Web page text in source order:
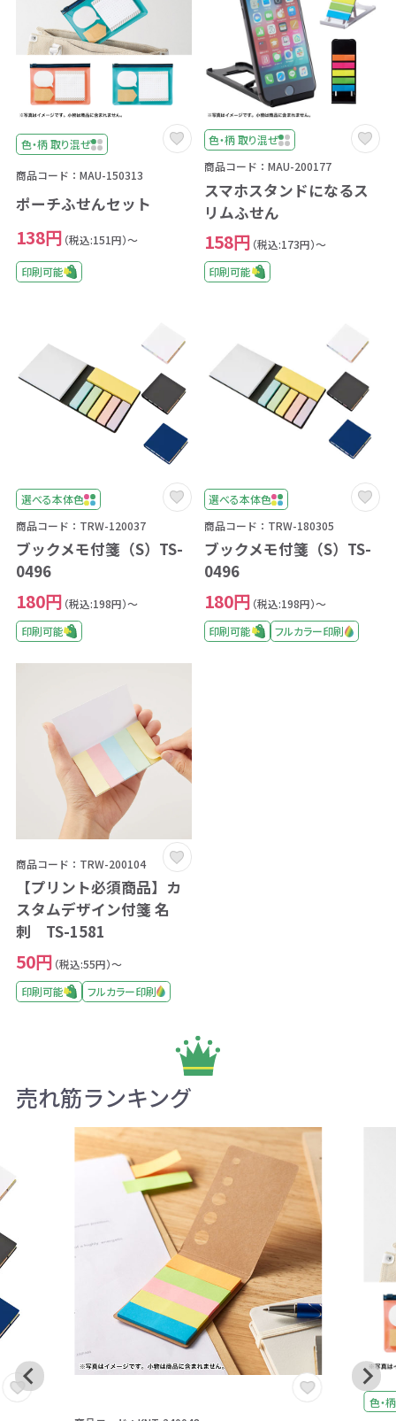
色・柄 取り混ぜ
商品コード：MAU-150313
ポーチふせんセット
138円 （税込:151円）～
印刷可能
色・柄 取り混ぜ
商品コード：MAU-200177
スマホスタンドになるス
リムふせん
158円 （税込:173円）～
印刷可能
選べる本体色
商品コード：TRW-120037
ブックメモ付箋（S）TS-
0496
180円 （税込:198円）～
印刷可能
選べる本体色
商品コード：TRW-180305
ブックメモ付箋（S）TS-
0496
180円 （税込:198円）～
印刷可能
フルカラー印刷
商品コード：TRW-200104
【プリント必須商品】カ
スタムデザイン付箋 名
刺 TS-1581
50円 （税込:55円）～
印刷可能
フルカラー印刷
売れ筋ランキング
色・